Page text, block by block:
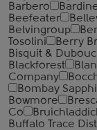
Barbero
Beefeater
Belvingroup
Tosolini
Berry
Bisquit &
Blackforest
Company
Bombay
Bowmore
Co
Buffalo Trace